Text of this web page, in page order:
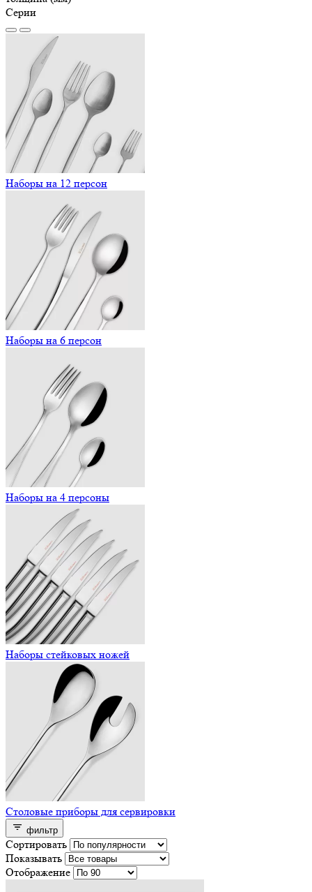
Серии
Наборы на 12 персон
Наборы на 6 персон
Наборы на 4 персоны
Наборы стейковых ножей
Столовые приборы для сервировки
фильтр
Сортировать
Показывать
Отображение